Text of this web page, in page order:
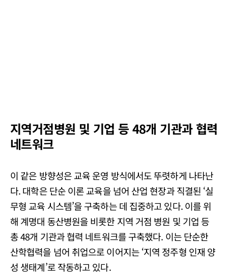
지역거점병원 및 기업 등 48개 기관과 협력
네트워크
이 같은 방향성은 교육 운영 방식에서도 뚜렷하게 나타난
다. 대학은 단순 이론 교육을 넘어 산업 현장과 직결된 ‘실
무형 교육 시스템’을 구축하는 데 집중하고 있다. 이를 위
해 계명대 동산병원을 비롯한 지역 거점 병원 및 기업 등
총 48개 기관과 협력 네트워크를 구축했다. 이는 단순한
산학협력을 넘어 취업으로 이어지는 ‘지역 정주형 인재 양
성 생태계’로 작동하고 있다.